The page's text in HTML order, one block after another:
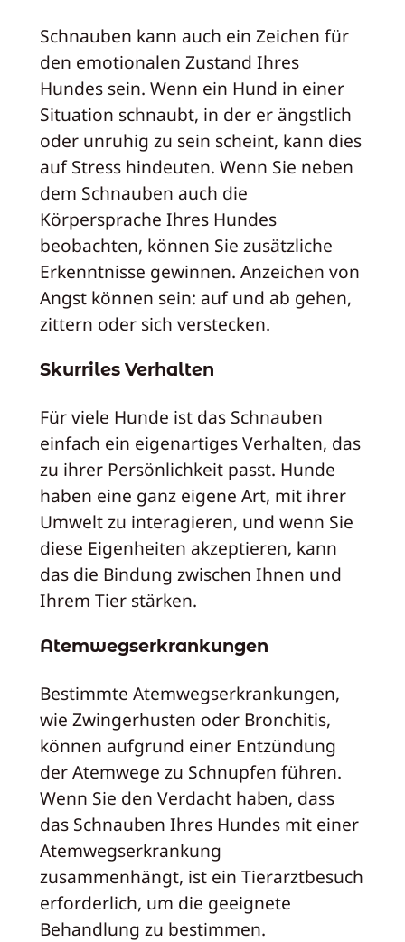
Schnauben kann auch ein Zeichen für
den emotionalen Zustand Ihres
Hundes sein. Wenn ein Hund in einer
Situation schnaubt, in der er ängstlich
oder unruhig zu sein scheint, kann dies
auf Stress hindeuten. Wenn Sie neben
dem Schnauben auch die
Körpersprache Ihres Hundes
beobachten, können Sie zusätzliche
Erkenntnisse gewinnen. Anzeichen von
Angst können sein: auf und ab gehen,
zittern oder sich verstecken.
Skurriles Verhalten
Für viele Hunde ist das Schnauben
einfach ein eigenartiges Verhalten, das
zu ihrer Persönlichkeit passt. Hunde
haben eine ganz eigene Art, mit ihrer
Umwelt zu interagieren, und wenn Sie
diese Eigenheiten akzeptieren, kann
das die Bindung zwischen Ihnen und
Ihrem Tier stärken.
Atemwegserkrankungen
Bestimmte Atemwegserkrankungen,
wie Zwingerhusten oder Bronchitis,
können aufgrund einer Entzündung
der Atemwege zu Schnupfen führen.
Wenn Sie den Verdacht haben, dass
das Schnauben Ihres Hundes mit einer
Atemwegserkrankung
zusammenhängt, ist ein Tierarztbesuch
erforderlich, um die geeignete
Behandlung zu bestimmen.